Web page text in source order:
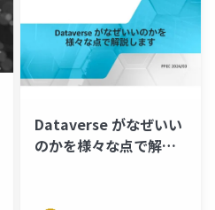
Dataverse がなぜいい
のかを様々な点で解説